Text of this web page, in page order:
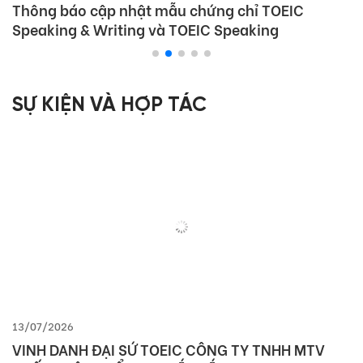
Thông báo cập nhật mẫu chứng chỉ TOEIC
Speaking & Writing và TOEIC Speaking
SỰ KIỆN VÀ HỢP TÁC
13/07/2026
VINH DANH ĐẠI SỨ TOEIC CÔNG TY TNHH MTV